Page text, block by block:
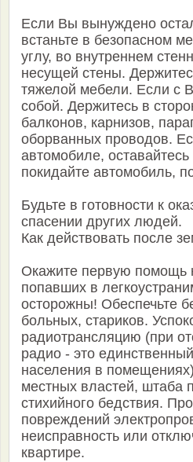
Если Вы вынуждено
встаньте в безопасном
углу, во внутреннем
несущей стены.
тяжелой мебели. Если с
собой. Держитесь в
балконов, карнизов,
оборванных проводов.
автомобиле,
покидайте автомобиль,
Будьте в готовности к
спасении других людей.
Как действовать после
Окажите первую
попавших в
осторожны! Обеспечьте
больных, стариков.
радиотрансляцию (при
радио - это
населения в
местных властей, штаба
стихийного бедствия.
повреждений
неисправность или
квартире.